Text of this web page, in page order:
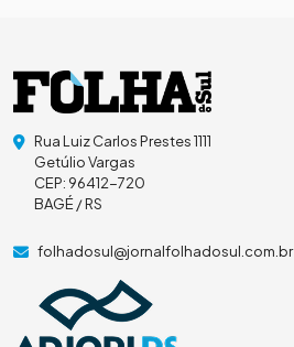
Rua Luiz Carlos Prestes 1111
Getúlio Vargas
CEP: 96412-720
BAGÉ / RS
folhadosul@jornalfolhadosul.com.br